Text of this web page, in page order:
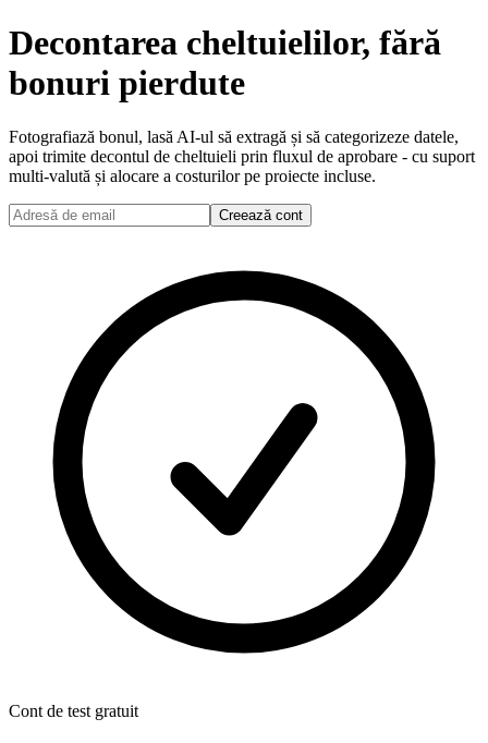
Decontarea cheltuielilor, fără
bonuri pierdute
Fotografiază bonul, lasă AI-ul să extragă și să categorizeze datele,
apoi trimite decontul de cheltuieli prin fluxul de aprobare - cu suport
multi-valută și alocare a costurilor pe proiecte incluse.
Creează cont
Cont de test gratuit